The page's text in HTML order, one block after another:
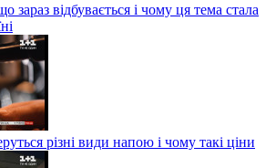
зараз відбувається і чому ця тема стала
різні види напою і чому такі ціни